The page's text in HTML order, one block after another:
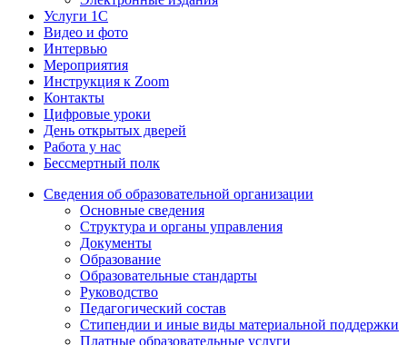
Услуги 1C
Видео и фото
Интервью
Мероприятия
Инструкция к Zoom
Контакты
Цифровые уроки
День открытых дверей
Работа у нас
Бессмертный полк
Сведения об образовательной организации
Основные сведения
Структура и органы управления
Документы
Образование
Образовательные стандарты
Руководство
Педагогический состав
Стипендии и иные виды материальной поддержки
Платные образовательные услуги